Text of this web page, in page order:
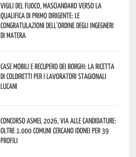
Vigili del Fuoco, Masciandaro verso la
qualifica di Primo Dirigente: le
congratulazioni dell’Ordine degli Ingegneri
di Matera
Case mobili e recupero dei borghi: la ricetta
di Coldiretti per i lavoratori stagionali
lucani
Concorso Asmel 2026, via alle candidature:
oltre 1.000 Comuni cercano idonei per 39
profili